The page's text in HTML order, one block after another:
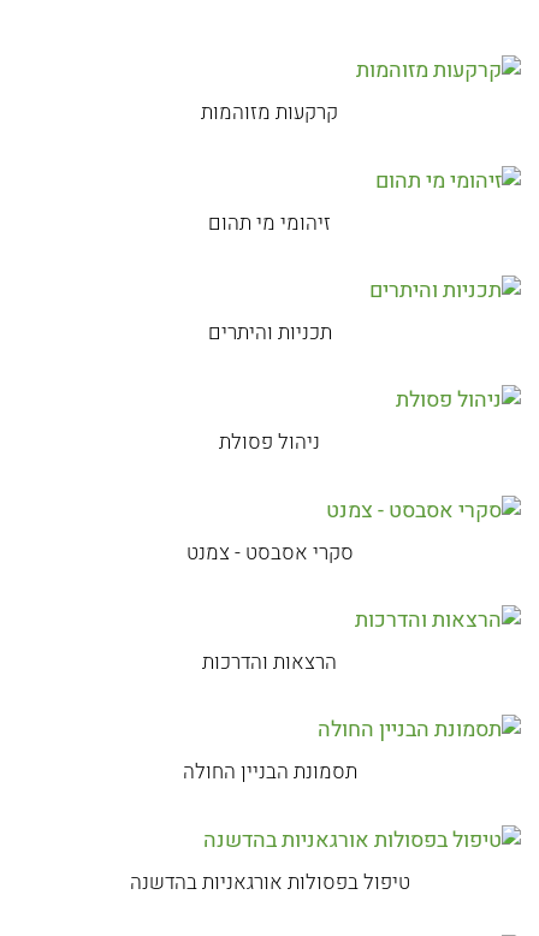
קרקעות מזוהמות
זיהומי מי תהום
תכניות והיתרים
ניהול פסולת
סקרי אסבסט - צמנט
הרצאות והדרכות
תסמונת הבניין החולה
טיפול בפסולות אורגאניות בהדשנה